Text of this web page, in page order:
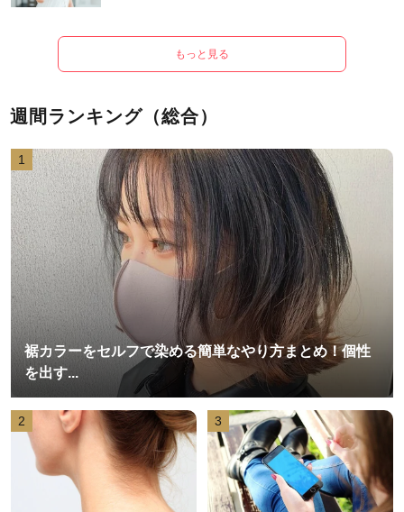
もっと見る
週間ランキング（総合）
1
裾カラーをセルフで染める簡単なやり方まとめ！個性
を出す...
2 3